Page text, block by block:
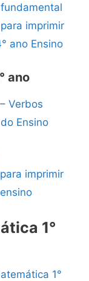
imprimir
ano Ensino
ano
Verbos
Ensino
imprimir
1°
1°